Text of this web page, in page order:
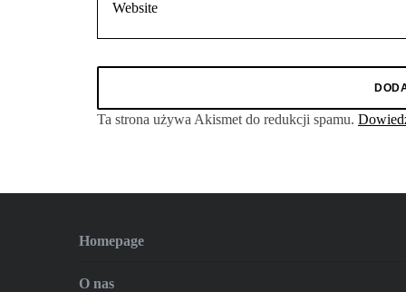
Ta strona używa Akismet do redukcji spamu.
Homepage
O nas